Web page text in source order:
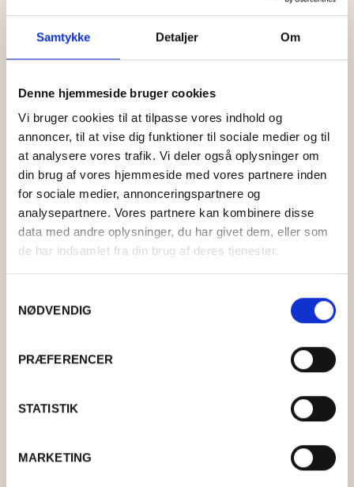
Samtykke Detaljer Om
Denne hjemmeside bruger cookies
Vi bruger cookies til at tilpasse vores indhold og
annoncer, til at vise dig funktioner til sociale medier og til
at analysere vores trafik. Vi deler også oplysninger om
din brug af vores hjemmeside med vores partnere inden
for sociale medier, annonceringspartnere og
analysepartnere. Vores partnere kan kombinere disse
data med andre oplysninger, du har givet dem, eller som
de har indsamlet fra din brug af deres tjenester.
NØDVENDIG
PRÆFERENCER
STATISTIK
MARKETING